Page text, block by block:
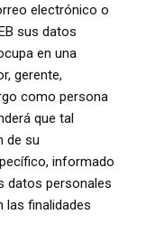
electrónico o
sus datos
en una
gerente,
como persona
que tal
de su
informado
datos personales
las finalidades